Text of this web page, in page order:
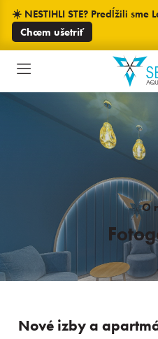
☀️ NESTIHLI STE? Predĺžili sme
Chcem ušetriť
O
Nové izby a